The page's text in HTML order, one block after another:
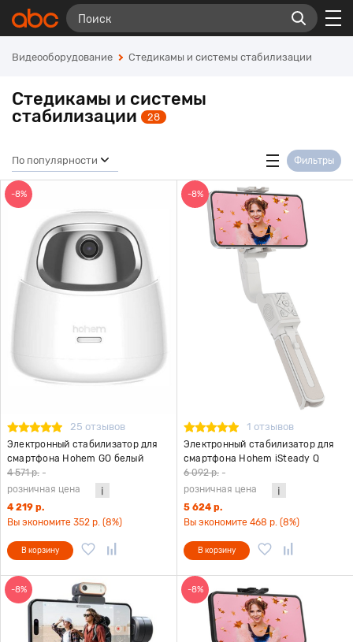
Видеооборудование Стедикамы и системы стабилизации
Стедикамы и системы
стабилизации
28
По популярности Фильтры
-8%
25 отзывов
Электронный стабилизатор для
смартфона Hohem GO белый
4 571 р. -
розничная цена
4 219 р.
Вы экономите 352 р. (8%)
В корзину
-8%
1 отзывов
Электронный стабилизатор для
смартфона Hohem iSteady Q
белый
6 092 р. -
розничная цена
5 624 р.
Вы экономите 468 р. (8%)
В корзину
-8% -8%